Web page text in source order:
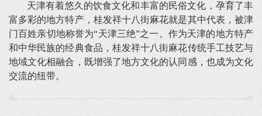
天津有着悠久的饮食文化和丰富的民俗文化，孕育了丰
富多彩的地方特产，桂发祥十八街麻花就是其中代表，被津
门百姓亲切地称誉为“天津三绝”之一。作为天津的地方特产
和中华民族的经典食品，桂发祥十八街麻花传统手工技艺与
地域文化相融合，既增强了地方文化的认同感，也成为文化
交流的纽带。